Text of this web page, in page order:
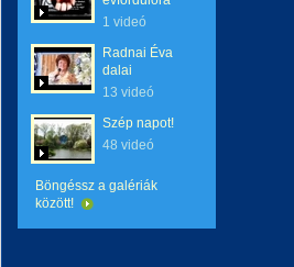
1 videó
Radnai Éva
dalai
13 videó
Szép napot!
48 videó
Böngéssz a galériák
között!